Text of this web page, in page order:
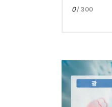
0/ 300